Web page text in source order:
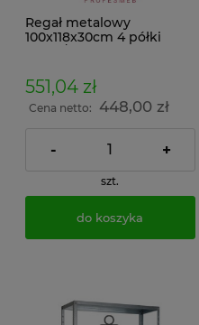
Regał metalowy
100x118x30cm 4 półki
dokumenty w archiwum i
do magazynu
551,04 zł
Cena netto: 448,00 zł
- +
szt.
do koszyka